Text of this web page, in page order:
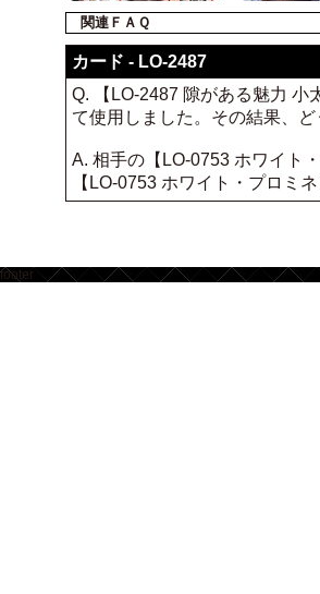
関連ＦＡＱ
カード - LO-2487
Q. 【LO-2487 隙がある魅力 小
て使用しました。その結果、ど
A. 相手の【LO-0753 ホワイト
【LO-0753 ホワイト・プロミ
footer